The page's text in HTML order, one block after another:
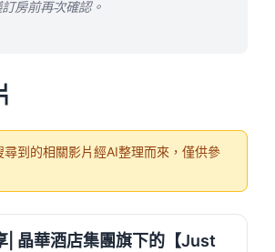
房前再次確認。
尋到的相關影片經AI整理而來，僅供參
| 晶華酒店集團旗下的【Just